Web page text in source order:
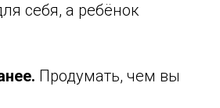
себя, а ребёнок
Продумать, чем вы